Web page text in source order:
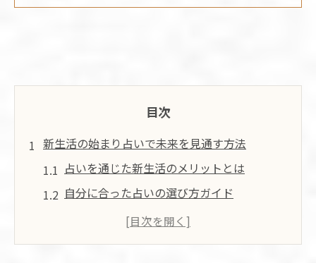
目次
新生活の始まり占いで未来を見通す方法
占いを通じた新生活のメリットとは
自分に合った占いの選び方ガイド
未来予測を活用した生活プランニング
占いで見つける新生活のチャンス